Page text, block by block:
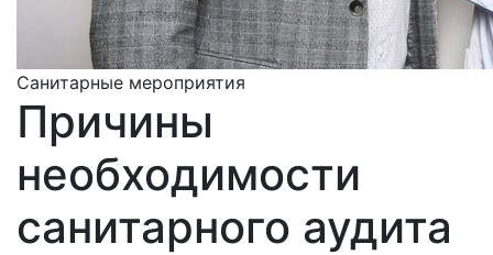
Санитарные мероприятия
Причины
необходимости
санитарного аудита